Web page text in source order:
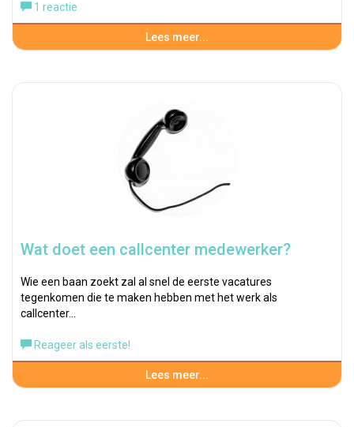
1 reactie
Lees meer...
Wat doet een callcenter medewerker?
Wie een baan zoekt zal al snel de eerste vacatures
tegenkomen die te maken hebben met het werk als
callcenter…
Reageer als eerste!
Lees meer...